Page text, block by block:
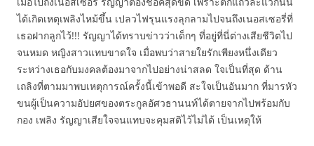
ได้เกิดเหตุเพลิงไหม้ขึ้น เปลวไฟรุนแรงลุกลามไปจนถึงเนอสเซอรี่ที่
เธอฝากลูกไว้!!! รัญญาได้ทราบข่าวว่าเด็กๆ ที่อยู่ที่นี่ต่างเสียชีวิตไป
จนหมด หญิงสาวแทบขาดใจ เมื่อพบว่าสายใยรักเพียงหนึ่งเดียว
ระหว่างเธอกับมงคลต้องมาจากไปอย่างน่าสลด ใจเป็นที่สุด ด้าน
เถลิงที่ตามมาพบเหตุการณ์ครั้งนี้เข้าพอดี สะใจเป็นอันมาก ที่มารหัว
ขนผู้เป็นความอัปยศของตระกูลอัศวธานนท์ได้ตายจากไปพร้อมกับ
กอง เพลิง รัญญาเสียใจจนแทบจะคุมสติไว้ไม่ได้ เป็นเหตุให้